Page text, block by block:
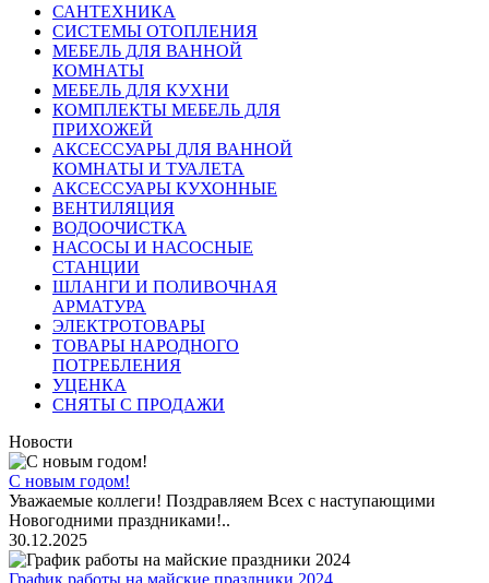
САНТЕХНИКА
СИСТЕМЫ ОТОПЛЕНИЯ
МЕБЕЛЬ ДЛЯ ВАННОЙ
КОМНАТЫ
МЕБЕЛЬ ДЛЯ КУХНИ
КОМПЛЕКТЫ МЕБЕЛЬ ДЛЯ
ПРИХОЖЕЙ
АКСЕССУАРЫ ДЛЯ ВАННОЙ
КОМНАТЫ И ТУАЛЕТА
АКСЕССУАРЫ КУХОННЫЕ
ВЕНТИЛЯЦИЯ
ВОДООЧИСТКА
НАСОСЫ И НАСОСНЫЕ
СТАНЦИИ
ШЛАНГИ И ПОЛИВОЧНАЯ
АРМАТУРА
ЭЛЕКТРОТОВАРЫ
ТОВАРЫ НАРОДНОГО
ПОТРЕБЛЕНИЯ
УЦЕНКА
СНЯТЫ С ПРОДАЖИ
Новости
С новым годом!
Уважаемые коллеги! Поздравляем Всех с наступающими
Новогодними праздниками!..
30.12.2025
График работы на майские праздники 2024